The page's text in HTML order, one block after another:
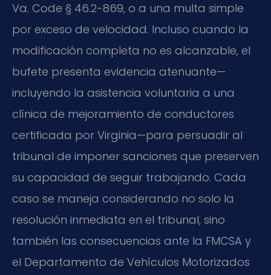
Va. Code § 46.2-869, o a una multa simple
por exceso de velocidad. Incluso cuando la
modificación completa no es alcanzable, el
bufete presenta evidencia atenuante—
incluyendo la asistencia voluntaria a una
clínica de mejoramiento de conductores
certificada por Virginia—para persuadir al
tribunal de imponer sanciones que preserven
su capacidad de seguir trabajando. Cada
caso se maneja considerando no solo la
resolución inmediata en el tribunal, sino
también las consecuencias ante la FMCSA y
el Departamento de Vehículos Motorizados